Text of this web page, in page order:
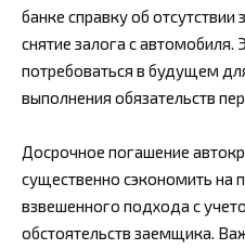
банке справку об
снятие залога с
потребоваться в будущем
выполнения обязательств
Досрочное погашение
существенно сэкономить на
взвешенного подхода с
обстоятельств заемщика.